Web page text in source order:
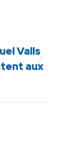
Valls
aux